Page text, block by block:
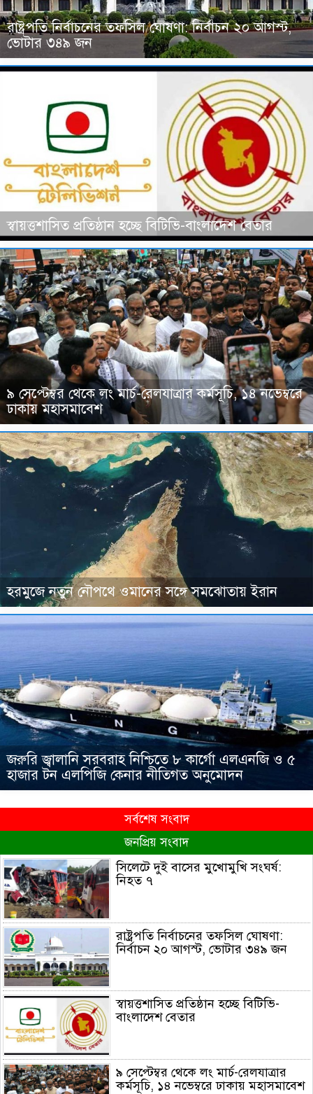
রাষ্ট্রপতি নির্বাচনের তফসিল ঘোষণা: নির্বাচন ২০ আগস্ট,
ভোটার ৩৪৯ জন
স্বায়ত্তশাসিত প্রতিষ্ঠান হচ্ছে বিটিভি-বাংলাদেশ বেতার
৯ সেপ্টেম্বর থেকে লং মার্চ-রেলযাত্রার কর্মসূচি, ১৪ নভেম্বরে
ঢাকায় মহাসমাবেশ
হরমুজে নতুন নৌপথে ওমানের সঙ্গে সমঝোতায় ইরান
জরুরি জ্বালানি সরবরাহ নিশ্চিতে ৮ কার্গো এলএনজি ও ৫
হাজার টন এলপিজি কেনার নীতিগত অনুমোদন
সর্বশেষ সংবাদ
জনপ্রিয় সংবাদ
সিলেটে দুই বাসের মুখোমুখি সংঘর্ষ:
নিহত ৭
রাষ্ট্রপতি নির্বাচনের তফসিল ঘোষণা:
নির্বাচন ২০ আগস্ট, ভোটার ৩৪৯ জন
স্বায়ত্তশাসিত প্রতিষ্ঠান হচ্ছে বিটিভি-
বাংলাদেশ বেতার
৯ সেপ্টেম্বর থেকে লং মার্চ-রেলযাত্রার
কর্মসূচি, ১৪ নভেম্বরে ঢাকায় মহাসমাবেশ